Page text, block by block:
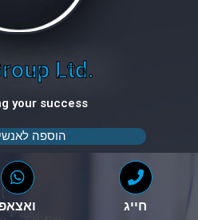
Ltd.
your success
הוספה
ואצאפ חייג